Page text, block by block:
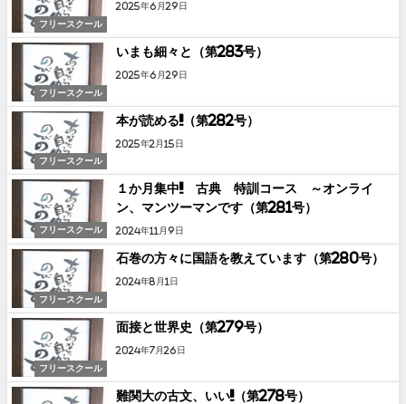
フリースクール
2025年6月29日
フリースクール
いまも細々と（第283号）
2025年6月29日
フリースクール
本が読める!!（第282号）
2025年2月15日
フリースクール
１か月集中!! 古典 特訓コース ～オンライ
ン、マンツーマンです（第281号）
2024年11月9日
フリースクール
石巻の方々に国語を教えています（第280号）
2024年8月1日
フリースクール
面接と世界史（第279号）
2024年7月26日
難関大の古文、いい!!（第278号）